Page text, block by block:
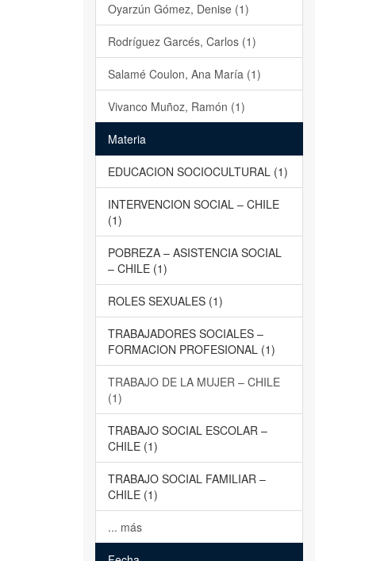
Oyarzún Gómez, Denise (1)
Rodríguez Garcés, Carlos (1)
Salamé Coulon, Ana María (1)
Vivanco Muñoz, Ramón (1)
Materia
EDUCACION SOCIOCULTURAL (1)
INTERVENCION SOCIAL – CHILE
(1)
POBREZA – ASISTENCIA SOCIAL
– CHILE (1)
ROLES SEXUALES (1)
TRABAJADORES SOCIALES –
FORMACION PROFESIONAL (1)
TRABAJO DE LA MUJER – CHILE
(1)
TRABAJO SOCIAL ESCOLAR –
CHILE (1)
TRABAJO SOCIAL FAMILIAR –
CHILE (1)
... más